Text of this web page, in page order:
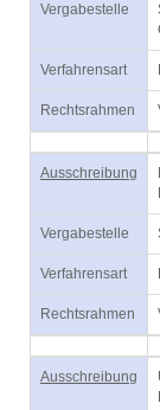
Vergabestelle
Verfahrensart
Rechtsrahmen
Ausschreibung
Vergabestelle
Verfahrensart
Rechtsrahmen
Ausschreibung